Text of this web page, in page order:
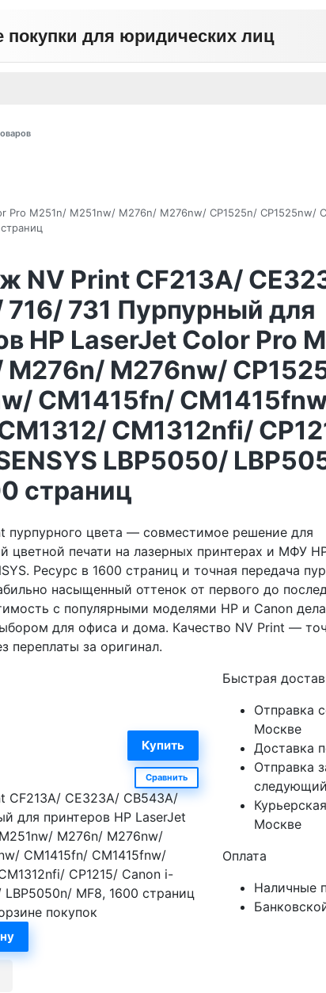
покупки для юридических лиц
Pro M251n/ M251nw/ M276n/ M276nw/ CP1525n/ CP1525nw/
NV Print CF213A/
731 Пурпурный для
HP LaserJet Color Pro
M276n/ M276nw/
CM1415fn/
CM1312nfi/
LBP5050/
страниц
пурпурного цвета — совместимое решение для
цветной печати на лазерных принтерах и МФУ
Ресурс в 1600 страниц и точная передача
насыщенный оттенок от первого до
с популярными моделями HP и Canon
для офиса и дома. Качество NV Print —
переплаты за оригинал.
Сравнить
CF213A/ CE323A/ CB543A/
для принтеров HP LaserJet
M276n/ M276nw/
CM1415fn/ CM1415fnw/
CP1215/ Canon i-
LBP5050n/ MF8, 1600 страниц
покупок
Быстрая
Отправка
Москве
Доставка
Отправка
Москве
Оплата
Наличные